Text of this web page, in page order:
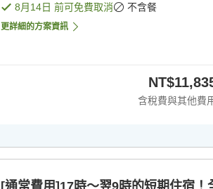
8月14日 前可免費取消 不含餐
更詳細的方案資訊
含稅費與其他費
[通常費用]17時〜翌9時的短期住宿